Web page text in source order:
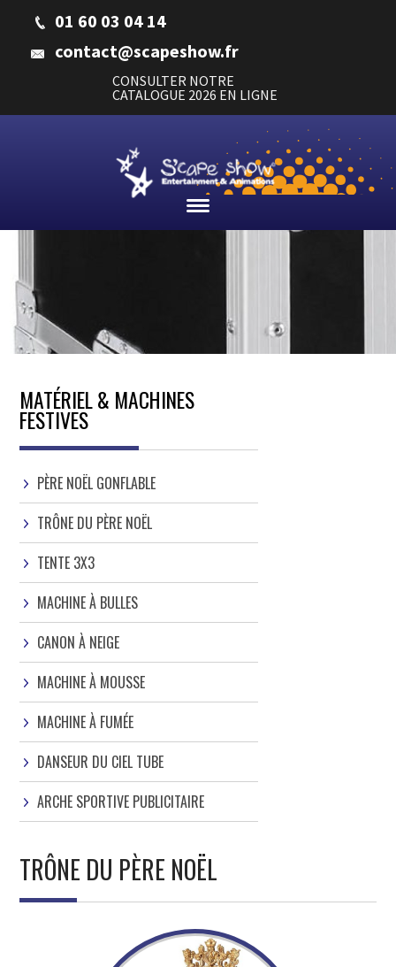
01 60 03 04 14
contact@scapeshow.fr
CONSULTER NOTRE
CATALOGUE 2026 EN LIGNE
MATÉRIEL & MACHINES
FESTIVES
PÈRE NOËL GONFLABLE
TRÔNE DU PÈRE NOËL
TENTE 3X3
MACHINE À BULLES
CANON À NEIGE
MACHINE À MOUSSE
MACHINE À FUMÉE
DANSEUR DU CIEL TUBE
ARCHE SPORTIVE PUBLICITAIRE
TRÔNE DU PÈRE NOËL